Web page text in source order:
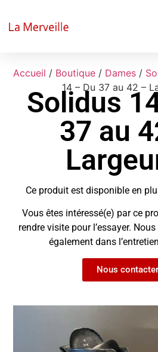
Accueil / Boutique / Dames /
14 – Du 37 au 42 –
Solidus
37 au
Ce produit est disponible en
Vous êtes intéressé(e) par ce
rendre visite pour l’essayer.
également dans
Nous contacter